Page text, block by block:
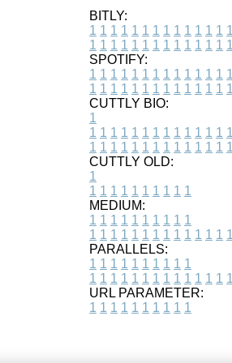
BITLY:
1 1 1 1 1 1 1 1 1 1 1 1 1 1
1 1 1 1 1 1 1 1 1 1 1 1 1 1
SPOTIFY:
1 1 1 1 1 1 1 1 1 1 1 1 1 1
1 1 1 1 1 1 1 1 1 1 1 1 1 1
CUTTLY BIO:
1
1 1 1 1 1 1 1 1 1 1 1 1 1 1
1 1 1 1 1 1 1 1 1 1 1 1 1 1
CUTTLY OLD:
1
1 1 1 1 1 1 1 1 1 1
MEDIUM:
1 1 1 1 1 1 1 1 1 1
1 1 1 1 1 1 1 1 1 1 1 1 1 1
PARALLELS:
1 1 1 1 1 1 1 1 1 1
1 1 1 1 1 1 1 1 1 1 1 1 1 1
URL PARAMETER:
1 1 1 1 1 1 1 1 1 1